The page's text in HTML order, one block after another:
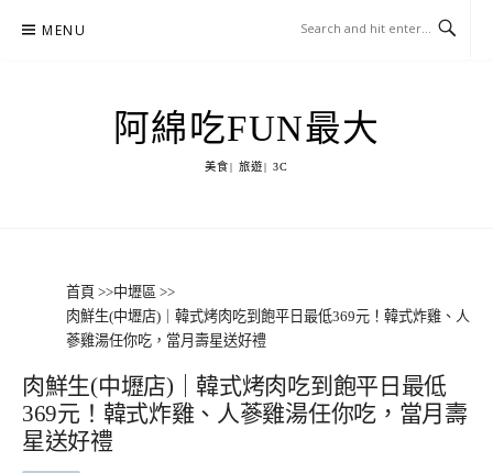
MENU
阿綿吃FUN最大
美食| 旅遊| 3C
首頁 >>中壢區 >>
肉鮮生(中壢店)｜韓式烤肉吃到飽平日最低369元！韓式炸雞、人
蔘雞湯任你吃，當月壽星送好禮
肉鮮生(中壢店)｜韓式烤肉吃到飽平日最低
369元！韓式炸雞、人蔘雞湯任你吃，當月壽
星送好禮